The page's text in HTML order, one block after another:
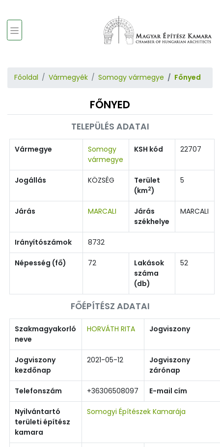
Főoldal Vármegyék Somogy vármegye Főnyed
FŐNYED
TELEPÜLÉS ADATAI
Vármegye
Somogy
vármegye
KSH kód 22707
Jogállás KÖZSÉG
Terület
(km2)
5
Járás MARCALI
Járás
székhelye
MARCALI
Irányítószámok 8732
Népesség (fő) 72
Lakások
száma
(db)
52
FŐÉPÍTÉSZ ADATAI
Szakmagyakorló
neve
HORVÁTH RITA Jogviszony
Jogviszony
kezdőnap
2021-05-12
Jogviszony
zárónap
Telefonszám +36306508097 E-mail cím
Nyilvántartó
területi építész
kamara
Somogyi Építészek Kamarája